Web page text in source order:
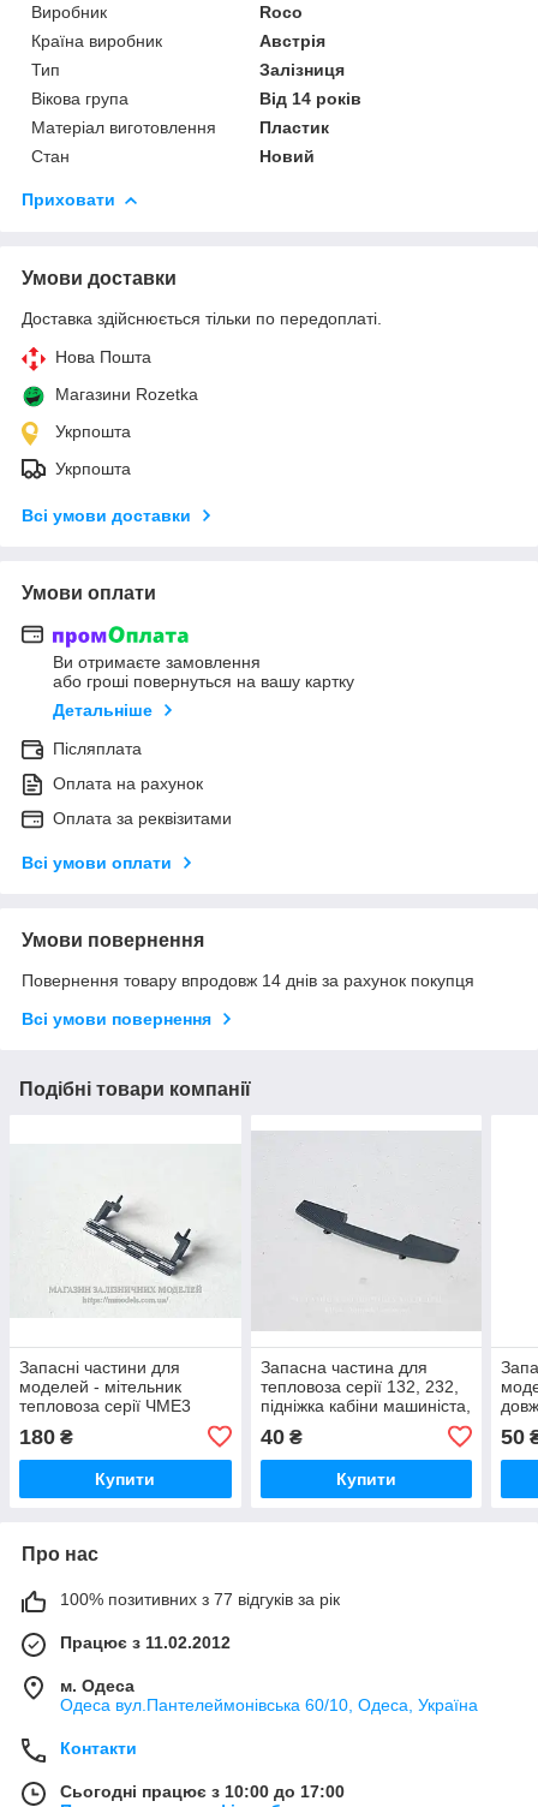
Виробник
Roco
Країна виробник
Австрія
Тип
Залізниця
Вікова група
Від 14 років
Матеріал виготовлення
Пластик
Стан
Новий
Приховати
Умови доставки
Доставка здійснюється тільки по передоплаті.
Нова Пошта
Магазини Rozetka
Укрпошта
Укрпошта
Всі умови доставки
Умови оплати
Ви отримаєте замовлення
або гроші повернуться на вашу картку
Детальніше
Післяплата
Оплата на рахунок
Оплата за реквізитами
Всі умови оплати
Умови повернення
Повернення товару впродовж 14 днів за рахунок покупця
Всі умови повернення
Подібні товари компанії
Запасні частини для
моделей - мітельник
тепловоза серії ЧМЕ3
180 ₴
Купити
Запасна частина для
тепловоза серії 132, 232,
підніжка кабіни машиніста,
40₴
Купити
50
Про нас
100% позитивних з 77 відгуків за рік
Працює з 11.02.2012
м. Одеса
Одеса вул.Пантелеймонівська 60/10, Одеса, Україна
Контакти
Сьогодні працює з 10:00 до 17:00